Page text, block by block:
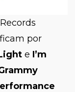
ficam por
e I’m